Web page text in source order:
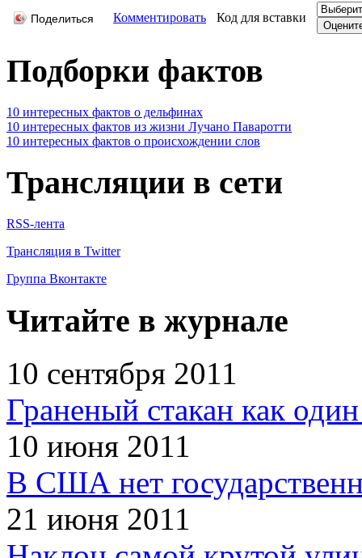
Поделиться Комментировать Код для вставки
Подборки фактов
10 интересных фактов о дельфинах
10 интересных фактов из жизни Лучано Паваротти
10 интересных фактов о происхождении слов
Трансляции в сети
RSS-лента
Трансляция в Twitter
Группа Вконтакте
Читайте в журнале
10 сентября 2011
Граненый стакан как
10 июня 2011
В США нет
21 июня 2011